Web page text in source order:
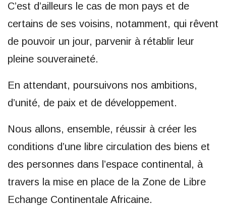
C’est d’ailleurs le cas de mon pays et de
certains de ses voisins, notamment, qui rêvent
de pouvoir un jour, parvenir à rétablir leur
pleine souveraineté.
En attendant, poursuivons nos ambitions,
d’unité, de paix et de développement.
Nous allons, ensemble, réussir à créer les
conditions d’une libre circulation des biens et
des personnes dans l’espace continental, à
travers la mise en place de la Zone de Libre
Echange Continentale Africaine.